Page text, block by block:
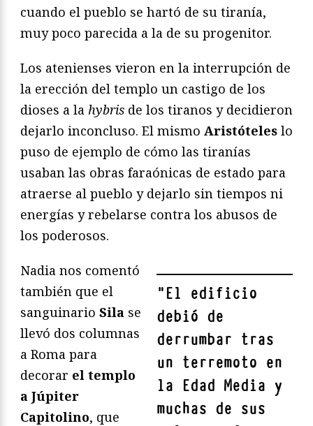
cuando el pueblo se hartó de su tiranía,
muy poco parecida a la de su progenitor.
Los atenienses vieron en la interrupción de
la erección del templo un castigo de los
dioses a la hybris de los tiranos y decidieron
dejarlo inconcluso. El mismo Aristóteles lo
puso de ejemplo de cómo las tiranías
usaban las obras faraónicas de estado para
atraerse al pueblo y dejarlo sin tiempos ni
energías y rebelarse contra los abusos de
los poderosos.
"El edificio
debió de
derrumbar tras
un terremoto en
la Edad Media y
muchas de sus
Nadia nos comentó
también que el
sanguinario Sila se
llevó dos columnas
a Roma para
decorar el templo
a Júpiter
Capitolino, que